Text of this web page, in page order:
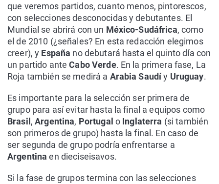
que veremos partidos, cuanto menos, pintorescos,
con selecciones desconocidas y debutantes. El
Mundial se abrirá con un México-Sudáfrica, como
el de 2010 (¿señales? En esta redacción elegimos
creer), y España no debutará hasta el quinto día con
un partido anteCabo Verde. En la primera fase, La
Roja también se medirá a Arabia Saudíy Uruguay.
Es importante para la selección ser primera de
grupo para así evitar hasta la final a equipos como
Brasil ,Argentina, Portugal o Inglaterra (si también
son primeros de grupo) hasta la final. En caso de
ser segunda de grupo podría enfrentarse a
Argentinaen dieciseisavos.
Si la fase de grupos termina con las selecciones